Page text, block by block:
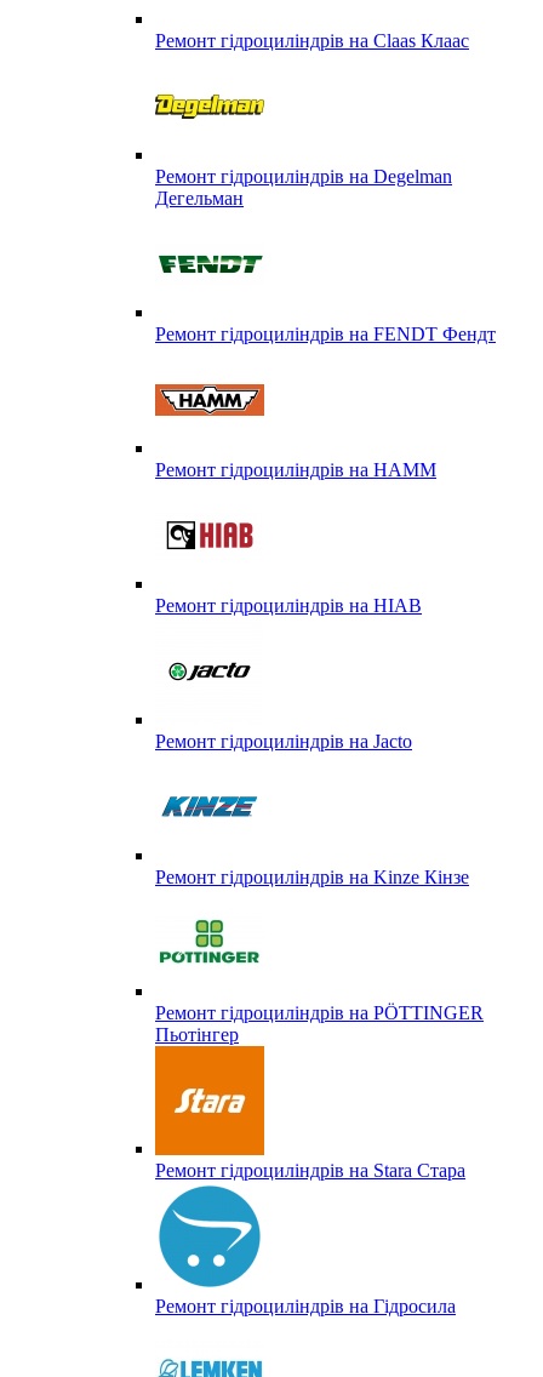
Ремонт гідроциліндрів на Claas Клаас
Ремонт гідроциліндрів на Degelman
Дегельман
Ремонт гідроциліндрів на FENDT Фендт
Ремонт гідроциліндрів на HAMM
Ремонт гідроциліндрів на HIAB
Ремонт гідроциліндрів на Jacto
Ремонт гідроциліндрів на Kinze Кінзе
Ремонт гідроциліндрів на PÖTTINGER
Пьотінгер
Ремонт гідроциліндрів на Stara Стара
Ремонт гідроциліндрів на Гідросила